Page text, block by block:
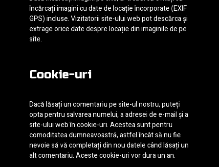
încărcați imagini cu date de locație încorporate (EXIF
GPS) incluse. Vizitatorii site-ului web pot descărca și
extrage orice date despre locație din imaginile de pe
site.
Cookie-uri
Dacă lăsați un comentariu pe site-ul nostru, puteți
opta pentru salvarea numelui, a adresei de e-mail și a
site-ului web în cookie-uri. Acestea sunt pentru
comoditatea dumneavoastră, astfel încât să nu fie
nevoie să vă completați din nou datele când lăsați un
alt comentariu. Aceste cookie-uri vor dura un an.